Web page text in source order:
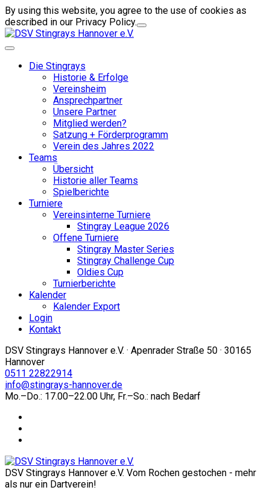
By using this website, you agree to the use of cookies as
described in our Privacy Policy.
Die Stingrays
Historie & Erfolge
Vereinsheim
Ansprechpartner
Unsere Partner
Mitglied werden?
Satzung + Förderprogramm
Verein des Jahres 2022
Teams
Übersicht
Historie aller Teams
Spielberichte
Turniere
Vereinsinterne Turniere
Stingray League 2026
Offene Turniere
Stingray Master Series
Stingray Challenge Cup
Oldies Cup
Turnierberichte
Kalender
Kalender Export
Login
Kontakt
DSV Stingrays Hannover e.V. · Apenrader Straße 50 · 30165
Hannover
0511 22822914
info@stingrays-hannover.de
Mo.–Do.: 17.00–22.00 Uhr, Fr.–So.: nach Bedarf
DSV Stingrays Hannover e.V. Vom Rochen gestochen - mehr
als nur ein Dartverein!